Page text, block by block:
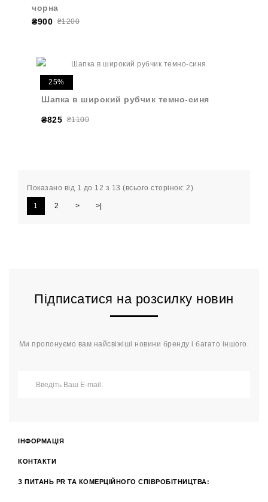
чорна
₴900 ₴1200
25%
Шапка в широкий рубчик темно-синя
₴825 ₴1100
Показано від 1 до 12 з 13 (всього сторінок: 2)
1 2 > >|
Підписатися на розсилку новин
Ми пропонуємо вам найсвіжіші новини бренду і багато іншого.
ІНФОРМАЦІЯ
КОНТАКТИ
З ПИТАНЬ PR ТА КОМЕРЦІЙНОГО СПІВРОБІТНИЦТВА: